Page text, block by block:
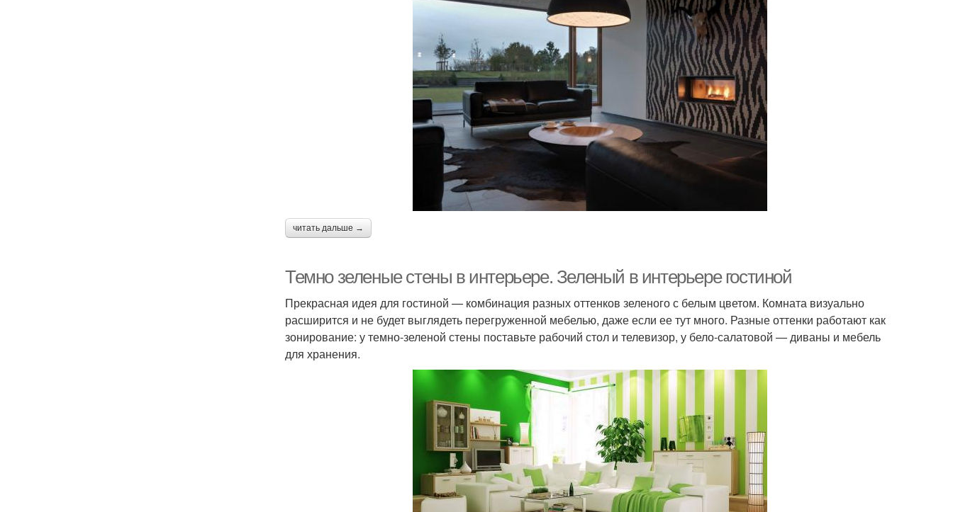
читать дальше →
Темно зеленые стены в интерьере. Зеленый в интерьере гостиной
Прекрасная идея для гостиной — комбинация разных оттенков зеленого с белым цветом. Комната визуально
расширится и не будет выглядеть перегруженной мебелью, даже если ее тут много. Разные оттенки работают как
зонирование: у темно-зеленой стены поставьте рабочий стол и телевизор, у бело-салатовой — диваны и мебель
для хранения.